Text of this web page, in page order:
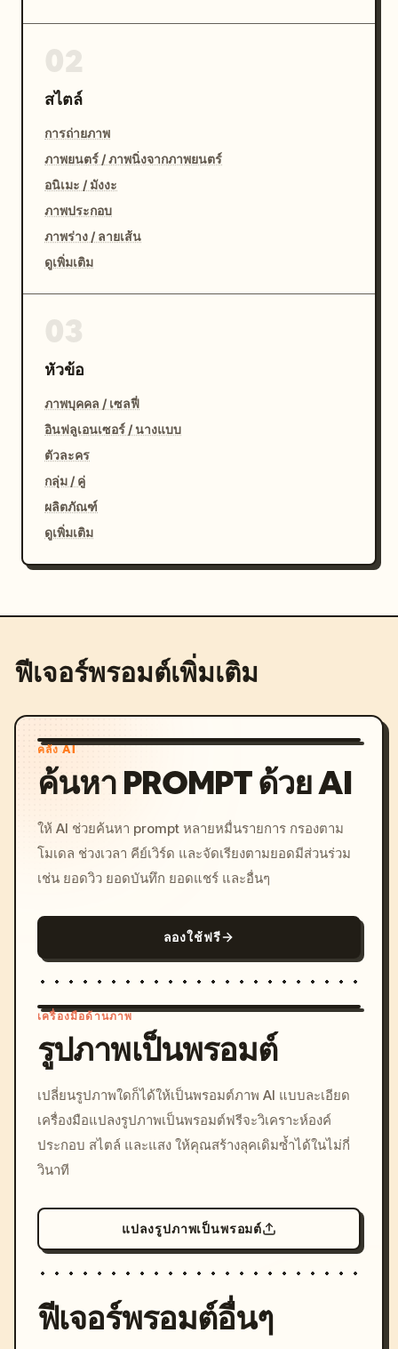
สไตล์
การถ่ายภาพ
ภาพยนตร์ / ภาพนิ่งจากภาพยนตร์
อนิเมะ / มังงะ
ภาพประกอบ
ภาพร่าง / ลายเส้น
ดูเพิ่มเติม
หัวข้อ
ภาพบุคคล / เซลฟี่
อินฟลูเอนเซอร์ / นางแบบ
ตัวละคร
กลุ่ม / คู่
ผลิตภัณฑ์
ดูเพิ่มเติม
ฟีเจอร์พรอมต์เพิ่มเติม
คลัง AI
ค้นหา PROMPT ด้วย AI
ให้ AI ช่วยค้นหา prompt หลายหมื่นรายการ กรองตาม
โมเดล ช่วงเวลา คีย์เวิร์ด และจัดเรียงตามยอดมีส่วนร่วม
เช่น ยอดวิว ยอดบันทึก ยอดแชร์ และอื่นๆ
ลองใช้ฟรี
c, cyberpunk sunset, neon
colors, 8k --v 6.0
เครื่องมือด้านภาพ
รูปภาพเป็นพรอมต์
เปลี่ยนรูปภาพใดก็ได้ให้เป็นพรอมต์ภาพ AI แบบละเอียด
เครื่องมือแปลงรูปภาพเป็นพรอมต์ฟรีจะวิเคราะห์องค์
ประกอบ สไตล์ และแสง ให้คุณสร้างลุคเดิมซ้ำได้ในไม่กี่
วินาที
แปลงรูปภาพเป็นพรอมต์
ฟีเจอร์พรอมต์อื่นๆ